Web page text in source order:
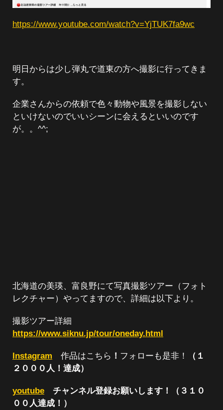
https://www.youtube.com/watch?v=YjTUK7fa9wc
明日からは少し弾丸で道東の方へ撮影に行ってきま
す。
企業さんからの依頼で色々動物や風景を撮影しない
といけないのでいいシーンに会えるといいのです
が。。^^;
北海道の美瑛、富良野にて写真撮影ツアー（フォト
レクチャー）やってますので、詳細は以下より。
撮影ツアー詳細
https://www.siknu.jp/tour/oneday.html
Instagram 作品はこちら ！ フォローも是非！
（１
２０００人！達成）
youtube チャンネル登録お願いします！（３１０
００人達成！）